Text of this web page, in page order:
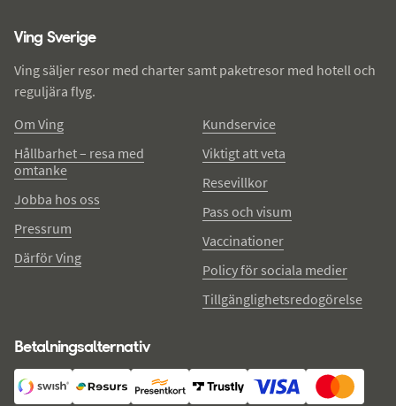
Ving Sverige
Ving säljer resor med charter samt paketresor med hotell och
reguljära flyg.
Om Ving
Hållbarhet – resa med
omtanke
Jobba hos oss
Pressrum
Därför Ving
Kundservice
Viktigt att veta
Resevillkor
Pass och visum
Vaccinationer
Policy för sociala medier
Tillgänglighetsredogörelse
Betalningsalternativ